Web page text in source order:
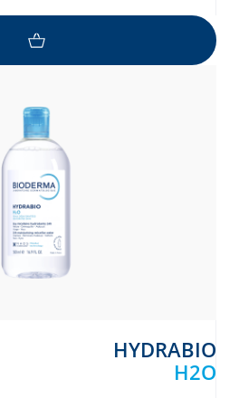
HYDRABIO
H2O